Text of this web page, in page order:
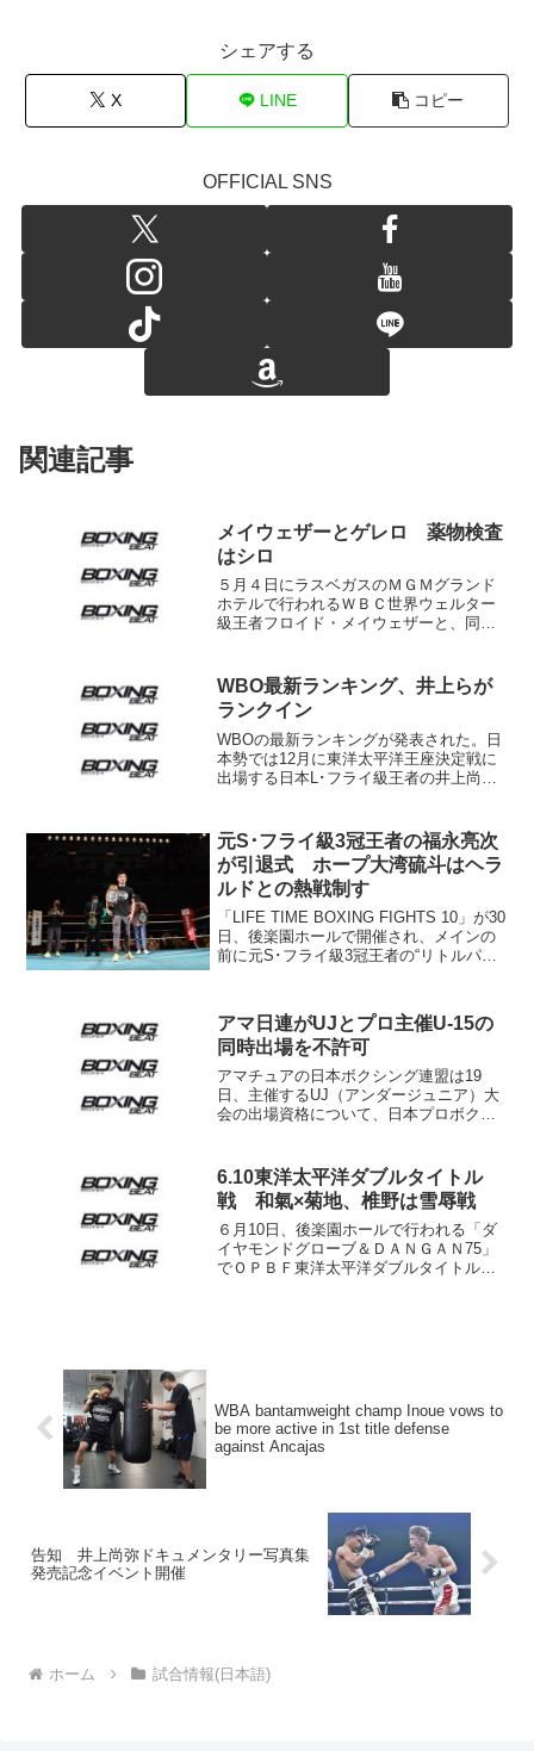
シェアする
X LINE コピー
OFFICIAL SNS
関連記事
メイウェザーとゲレロ 薬物検査
はシロ
５月４日にラスベガスのＭＧＭグランド
ホテルで行われるＷＢＣ世界ウェルター
級王者フロイド・メイウェザーと、同暫
スレチック・コミッションのキース・カ
イザー・エグゼクティブ・...
WBO最新ランキング、井上らが
ランクイン
WBOの最新ランキングが発表された。日
本勢では12月に東洋太平洋王座決定戦に
出場する日本L･フライ級王者の井上尚弥
ェザー級では、東洋太平洋タイトルを獲
得したばか...
元S･フライ級3冠王者の福永亮次
が引退式 ホープ大湾硫斗はヘラ
ルドとの熱戦制す
「LIFE TIME BOXING FIGHTS 10」が30
日、後楽園ホールで開催され、メインの
前に元S･フライ級3冠王者の“リトルパッ
ゴングが打ち鳴らされた。こ...
アマ日連がUJとプロ主催U-15の
同時出場を不許可
アマチュアの日本ボクシング連盟は19
日、主催するUJ（アンダージュニア）大
会の出場資格について、日本プロボクシ
連盟主催のUJボクシング大会およびそれ
にかかわる予選等...
6.10東洋太平洋ダブルタイトル
戦 和氣×菊地、椎野は雪辱戦
６月10日、後楽園ホールで行われる「ダ
イヤモンドグローブ＆ＤＡＮＧＡＮ75」
でＯＰＢＦ東洋太平洋ダブルタイトルマ
WBA bantamweight champ Inoue vows to
be more active in 1st title defense
against Ancajas
告知 井上尚弥ドキュメンタリー写真集
発売記念イベント開催
ホーム 試合情報(日本語)